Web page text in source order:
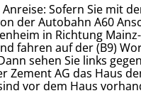
Sofern Sie mit
der Autobahn A60
in Richtung
fahren auf der (B9)
sehen Sie links
Zement AG das Haus
vor dem Haus